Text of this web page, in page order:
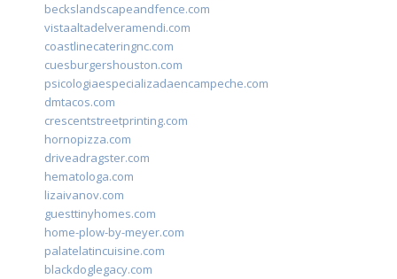
beckslandscapeandfence.com
vistaaltadelveramendi.com
coastlinecateringnc.com
cuesburgershouston.com
psicologiaespecializadaencampeche.com
dmtacos.com
crescentstreetprinting.com
hornopizza.com
driveadragster.com
hematologa.com
lizaivanov.com
guesttinyhomes.com
home-plow-by-meyer.com
palatelatincuisine.com
blackdoglegacy.com